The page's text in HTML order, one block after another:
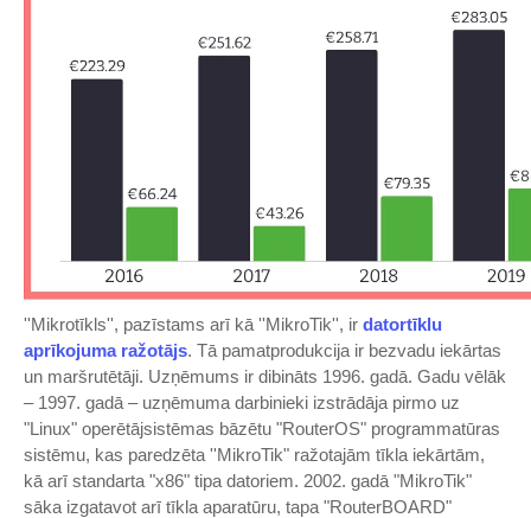
''Mikrotīkls'', pazīstams arī kā ''MikroTik'', ir datortīklu
aprīkojuma ražotājs. Tā pamatprodukcija ir bezvadu iekārtas
un maršrutētāji. Uzņēmums ir dibināts 1996. gadā. Gadu vēlāk
– 1997. gadā – uzņēmuma darbinieki izstrādāja pirmo uz
"Linux" operētājsistēmas bāzētu "RouterOS" programmatūras
sistēmu, kas paredzēta ''MikroTik" ražotajām tīkla iekārtām,
kā arī standarta "x86" tipa datoriem. 2002. gadā "MikroTik"
sāka izgatavot arī tīkla aparatūru, tapa "RouterBOARD"